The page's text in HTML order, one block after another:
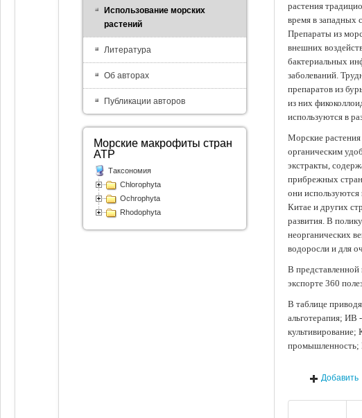
растения
время в западных
Препараты из
внешних
бактериальных
заболеваний.
препаратов из
из них
используются в
Морские растения
органическим
экстракты,
прибрежных
они
Китае и других
развития. В
неорганических
водоросли и для
В представленной
экспорте 360
В таблице
альготерапия;
промышленность;
Добавить
Использование морских
растений
Литература
Об авторах
Публикации авторов
Морские макрофиты стран
АТР
Таксономия
Chlorophyta
Ochrophyta
Rhodophyta